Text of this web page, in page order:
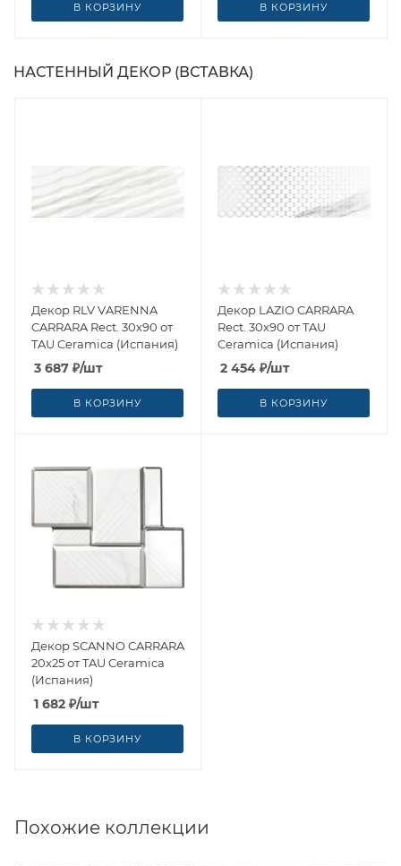
В КОРЗИНУ В КОРЗИНУ
НАСТЕННЫЙ ДЕКОР (ВСТАВКА)
Декор RLV VARENNA
CARRARA Rect. 30x90 от
TAU Ceramica (Испания)
3 687 ₽/шт
В КОРЗИНУ
Декор LAZIO CARRARA
Rect. 30x90 от TAU
Ceramica (Испания)
2 454 ₽/шт
В КОРЗИНУ
Декор SCANNO CARRARA
20x25 от TAU Ceramica
(Испания)
1 682 ₽/шт
В КОРЗИНУ
Похожие коллекции